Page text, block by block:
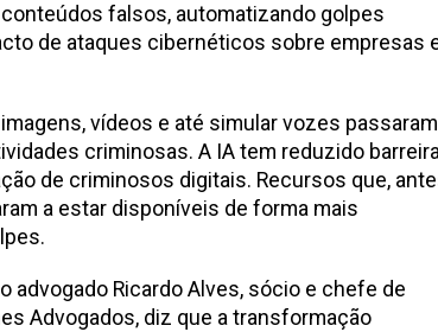
falsos, automatizando golpes
de ataques cibernéticos sobre empresas
vídeos e até simular vozes
criminosas. A IA tem reduzido
de criminosos digitais. Recursos que,
a estar disponíveis de forma mais
o advogado Ricardo Alves, sócio e chefe de
Advogados, diz que a transformação